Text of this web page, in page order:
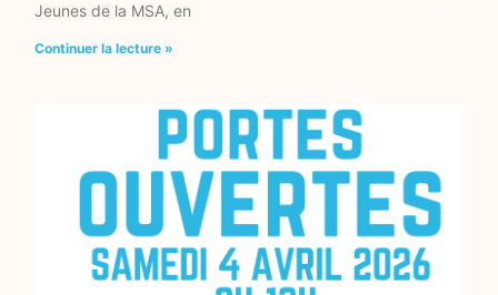
Jeunes de la MSA, en
Continuer la lecture »